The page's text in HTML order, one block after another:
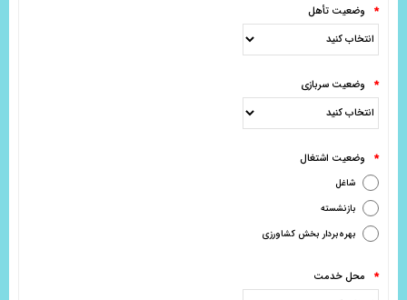
* وضعیت تأهل
* وضعیت سربازی
* وضعیت اشتغال
شاغل
بازنشسته
بهره‌بردار بخش کشاورزی
* محل خدمت